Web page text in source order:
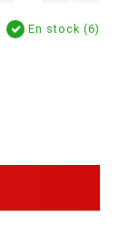
En stock (6)